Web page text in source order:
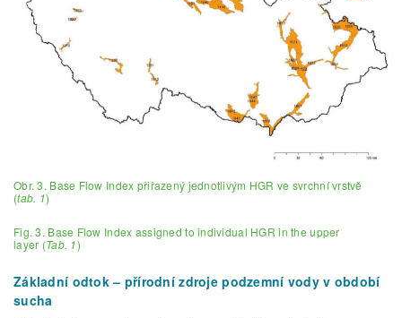
Obr. 3. Base Flow Index přiřazený jednotlivým HGR ve svrchní vrstvě
(tab. 1)
Fig. 3. Base Flow Index assigned to individual HGR in the upper
layer (Tab. 1)
Základní odtok – přírodní zdroje podzemní vody v období
sucha